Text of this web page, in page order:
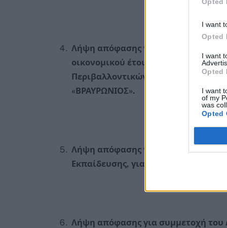
I want
Opted
I want
Opted
I want
of my
was
Opted
Λήψη απόφασης για έγκριση
οικονομικού έτους 2023, του ΝΠΔΔ
Περιβαλλοντικών
«ΒΡΑΥΡΩΝΙΟΣ».
Λήψη απόφασης για τον καθορισμό
Εκπαίδευσης, για την περίοδο 2024
Λήψη απόφασης για συμμετοχή